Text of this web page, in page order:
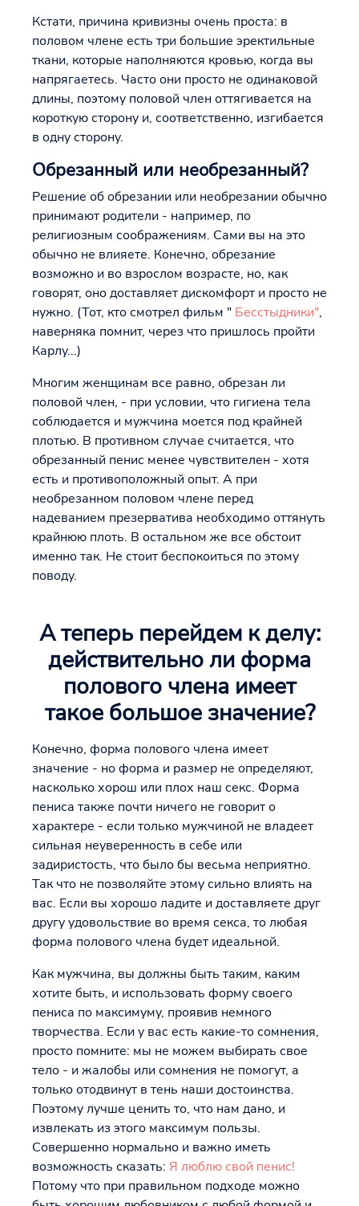
Кстати, причина кривизны очень проста: в
половом члене есть три большие эректильные
ткани, которые наполняются кровью, когда вы
напрягаетесь. Часто они просто не одинаковой
длины, поэтому половой член оттягивается на
короткую сторону и, соответственно, изгибается
в одну сторону.
Обрезанный или необрезанный?
Решение об обрезании или необрезании обычно
принимают родители - например, по
религиозным соображениям. Сами вы на это
обычно не влияете. Конечно, обрезание
возможно и во взрослом возрасте, но, как
говорят, оно доставляет дискомфорт и просто не
нужно. (Тот, кто смотрел фильм " Бесстыдники",
наверняка помнит, через что пришлось пройти
Карлу...)
Многим женщинам все равно, обрезан ли
половой член, - при условии, что гигиена тела
соблюдается и мужчина моется под крайней
плотью. В противном случае считается, что
обрезанный пенис менее чувствителен - хотя
есть и противоположный опыт. А при
необрезанном половом члене перед
надеванием презерватива необходимо оттянуть
крайнюю плоть. В остальном же все обстоит
именно так. Не стоит беспокоиться по этому
поводу.
А теперь перейдем к делу:
действительно ли форма
полового члена имеет
такое большое значение?
Конечно, форма полового члена имеет
значение - но форма и размер не определяют,
насколько хорош или плох наш секс. Форма
пениса также почти ничего не говорит о
характере - если только мужчиной не владеет
сильная неуверенность в себе или
задиристость, что было бы весьма неприятно.
Так что не позволяйте этому сильно влиять на
вас. Если вы хорошо ладите и доставляете друг
другу удовольствие во время секса, то любая
форма полового члена будет идеальной.
Как мужчина, вы должны быть таким, каким
хотите быть, и использовать форму своего
пениса по максимуму, проявив немного
творчества. Если у вас есть какие-то сомнения,
просто помните: мы не можем выбирать свое
тело - и жалобы или сомнения не помогут, а
только отодвинут в тень наши достоинства.
Поэтому лучше ценить то, что нам дано, и
извлекать из этого максимум пользы.
Совершенно нормально и важно иметь
возможность сказать: Я люблю свой пенис!
Потому что при правильном подходе можно